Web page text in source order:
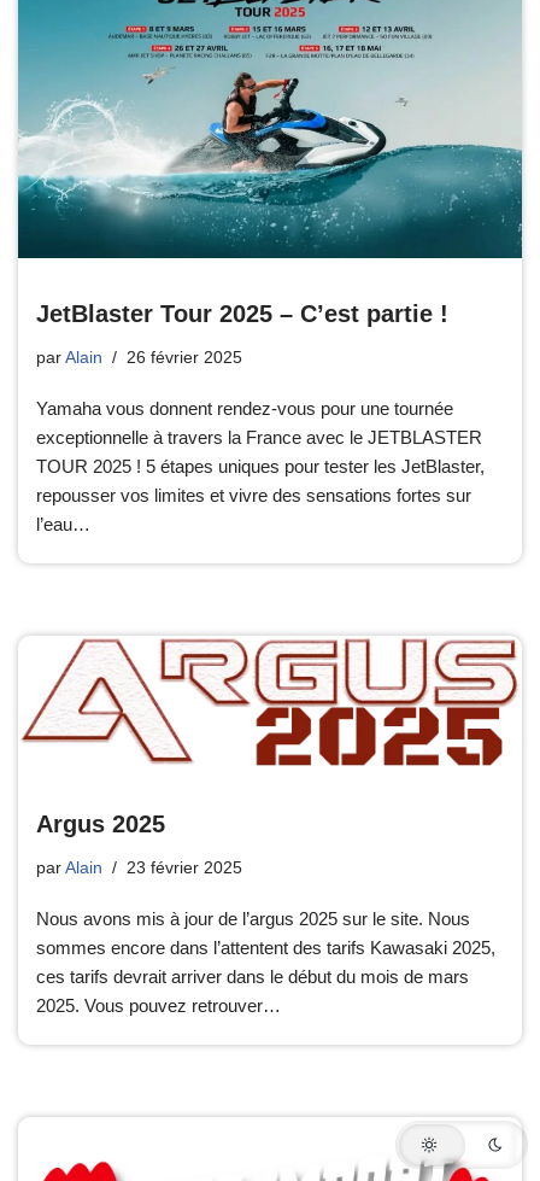
JetBlaster Tour 2025 – C’est partie !
par Alain 26 février 2025
Yamaha vous donnent rendez-vous pour une tournée
exceptionnelle à travers la France avec le JETBLASTER
TOUR 2025 ! 5 étapes uniques pour tester les JetBlaster,
repousser vos limites et vivre des sensations fortes sur
l’eau…
Argus 2025
par Alain 23 février 2025
Nous avons mis à jour de l’argus 2025 sur le site. Nous
sommes encore dans l’attentent des tarifs Kawasaki 2025,
ces tarifs devrait arriver dans le début du mois de mars
2025. Vous pouvez retrouver…